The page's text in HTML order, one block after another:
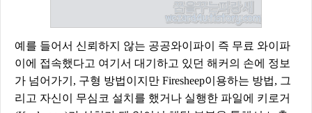
예를 들어서 신뢰하지 않는 공공와이파이 즉 무료 와이파
이에 접속했다고 여기서 대기하고 있던 해커의 손에 정보
가 넘어가기, 구형 방법이지만 Firesheep이용하는 방법, 그
리고 자신이 무심코 설치를 했거나 실행한 파일에 키로거